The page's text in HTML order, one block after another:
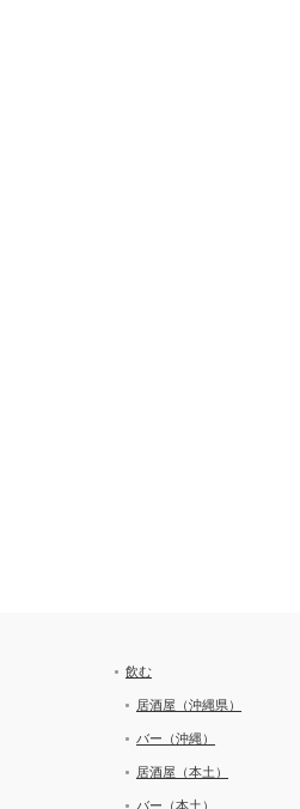
飲む
居酒屋（沖縄県）
バー（沖縄）
居酒屋（本土）
バー（本土）